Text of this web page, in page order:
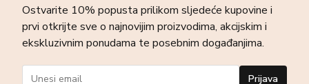
sve o najnovijim proizvodima, akcijskim i ekskluzivnim
ponudama te posebnim događanjima.
Prijava
Ostvarite 10% popusta prilikom sljedeće kupovine i
prvi otkrijte sve o najnovijim proizvodima, akcijskim i
ekskluzivnim ponudama te posebnim događanjima.
Prijava